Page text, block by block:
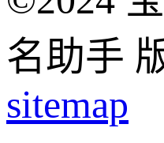
名助手
sitemap